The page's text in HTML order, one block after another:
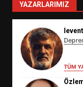
YAZARLARIMIZ
TÜM